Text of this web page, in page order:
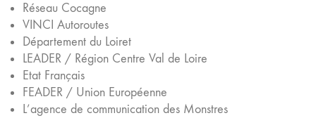
Réseau Cocagne
VINCI Autoroutes
Département du Loiret
LEADER / Région Centre Val de Loire
Etat Français
FEADER / Union Européenne
L’agence de communication des Monstres